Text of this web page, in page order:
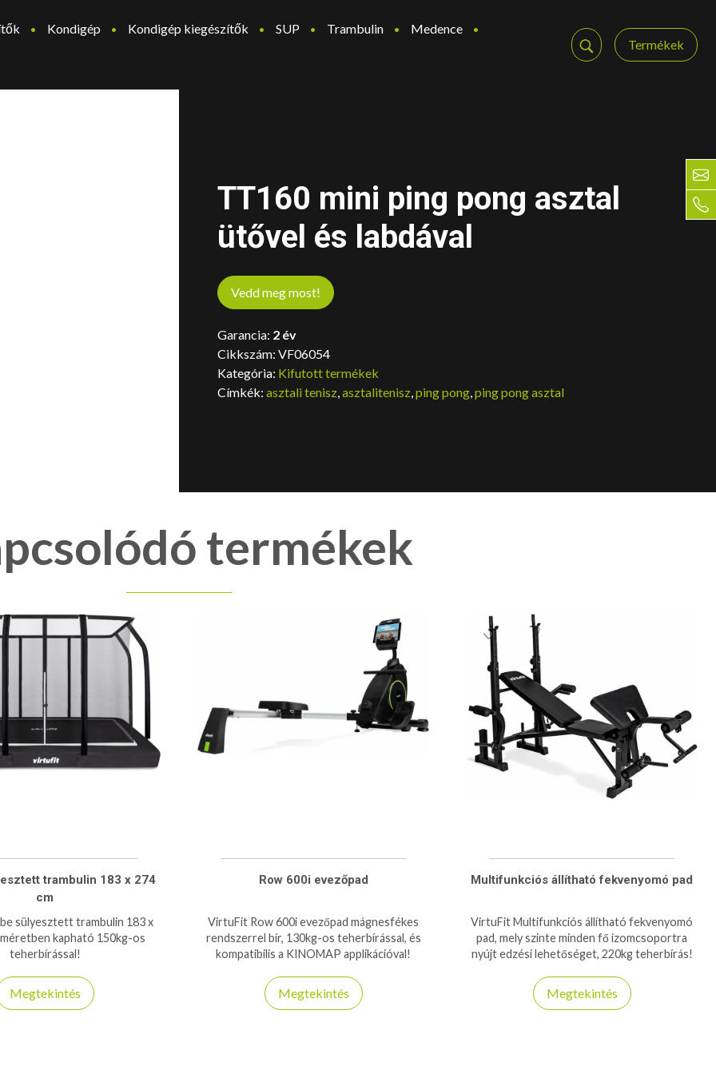
Kondigép Kondigép kiegészítők SUP Trambulin
Medence
Termékek
TT160 mini ping pong asztal
ütővel és labdával
Vedd meg most!
Garancia: 2 év
Cikkszám: VF06054
Kategória: Kifutott termékek
Címkék: asztali tenisz,asztalitenisz,ping pong,ping pong asztal
termékek
trambulin 183 x 274
cm
sülyesztett trambulin 183 x
kapható 150kg-os
teherbírással!
Megtekintés
Row 600i evezőpad
VirtuFit Row 600i evezőpad mágnesfékes
rendszerrel bír, 130kg-os teherbírással, és
kompatibilis a KINOMAP applikációval!
Megtekintés
Multifunkciós állítható fekvenyomó pad
VirtuFit Multifunkciós állítható fekvenyomó
pad, mely szinte minden fő izomcsoportra
nyújt edzési lehetőséget, 220kg teherbírás!
Megtekintés